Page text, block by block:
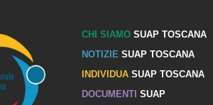
CHI SIAMOSUAP TOSCANA
NOTIZIE SUAP TOSCANA
INDIVIDUASUAP TOSCANA
DOCUMENTI SUAP